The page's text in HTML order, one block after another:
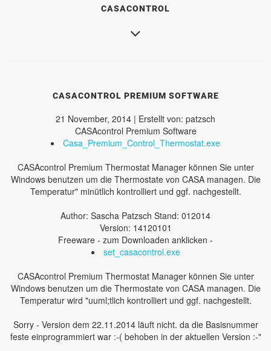
CASACONTROL
CASACONTROL PREMIUM SOFTWARE
21 November, 2014 | Erstellt von: patzsch
CASAcontrol Premium Software
Casa_Premium_Control_Thermostat.exe
CASAcontrol Premium Thermostat Manager können Sie unter
Windows benutzen um die Thermostate von CASA managen. Die
Temperatur" minütlich kontrolliert und ggf. nachgestellt.
Author: Sascha Patzsch Stand: 012014
Version: 14120101
Freeware - zum Downloaden anklicken -
set_casacontrol.exe
CASAcontrol Premium Thermostat Manager können Sie unter
Windows benutzen um die Thermostate von CASA managen. Die
Temperatur wird "uuml;tlich kontrolliert und ggf. nachgestellt.
Sorry - Version dem 22.11.2014 läuft nicht. da die Basisnummer
feste einprogrammiert war :-( behoben in der aktuellen Version :-"